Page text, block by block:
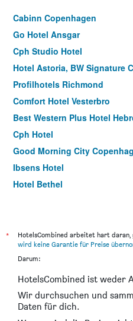
Cabinn Copenhagen
Go Hotel Ansgar
Cph Studio Hotel
Hotel Astoria, BW Signature
Profilhotels Richmond
Comfort Hotel Vesterbro
Best Western Plus Hotel
Cph Hotel
Good Morning City
Ibsens Hotel
Hotel Bethel
Hotel Nora Copenhagen
Savoy Hotel
Best Western Plus Park
66 Guldsmeden
Profilhotels Mercur
*
HotelsCombined arbeitet hart daran,
wird keine Garantie für Preise
Darum:
HotelsCombined ist weder
Wir durchsuchen und
Daten für dich.